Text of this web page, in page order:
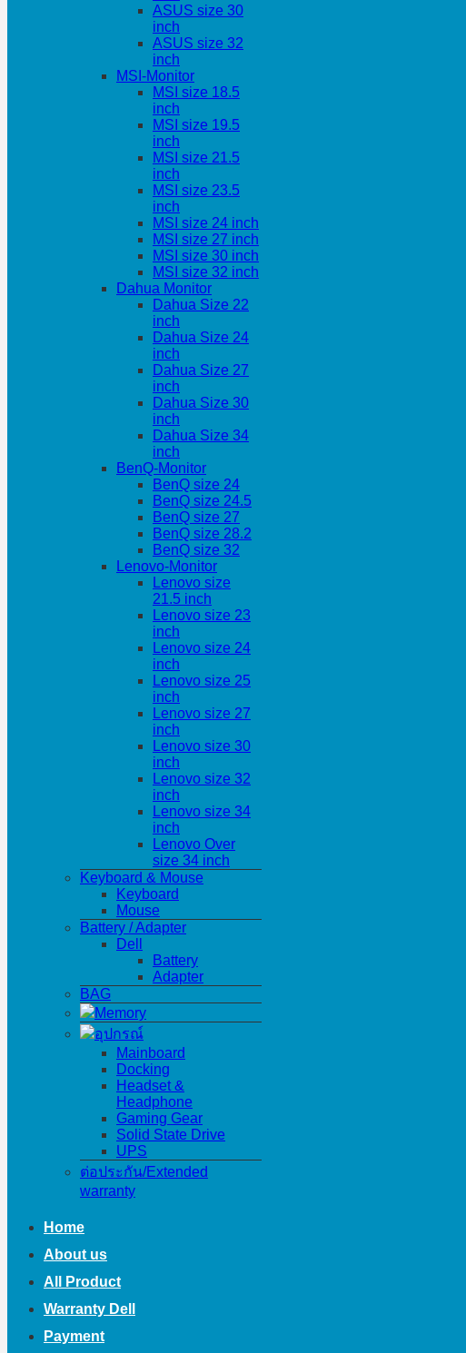
ASUS size 30
inch
ASUS size 32
inch
MSI-Monitor
MSI size 18.5
inch
MSI size 19.5
inch
MSI size 21.5
inch
MSI size 23.5
inch
MSI size 24 inch
MSI size 27 inch
MSI size 30 inch
MSI size 32 inch
Dahua Monitor
Dahua Size 22
inch
Dahua Size 24
inch
Dahua Size 27
inch
Dahua Size 30
inch
Dahua Size 34
inch
BenQ-Monitor
BenQ size 24
BenQ size 24.5
BenQ size 27
BenQ size 28.2
BenQ size 32
Lenovo-Monitor
Lenovo size
21.5 inch
Lenovo size 23
inch
Lenovo size 24
inch
Lenovo size 25
inch
Lenovo size 27
inch
Lenovo size 30
inch
Lenovo size 32
inch
Lenovo size 34
inch
Lenovo Over
size 34 inch
Keyboard & Mouse
Keyboard
Mouse
Battery / Adapter
Dell
Battery
Adapter
BAG
Memory
อุปกรณ์
Mainboard
Docking
Headset &
Headphone
Gaming Gear
Solid State Drive
UPS
ต่อประกัน/Extended
warranty
Home
About us
All Product
Warranty Dell
Payment